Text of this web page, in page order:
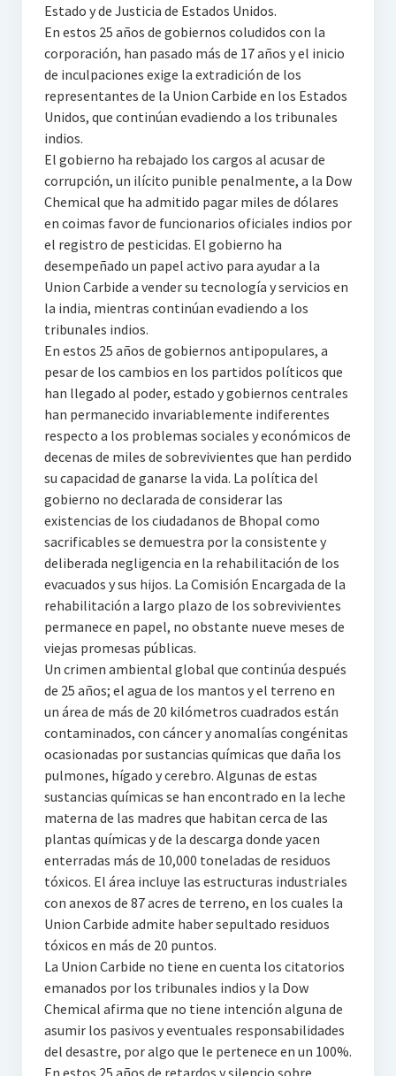
Estado y de Justicia de Estados Unidos.
En estos 25 años de gobiernos coludidos con la
corporación, han pasado más de 17 años y el inicio
de inculpaciones exige la extradición de los
representantes de la Union Carbide en los Estados
Unidos, que continúan evadiendo a los tribunales
indios.
El gobierno ha rebajado los cargos al acusar de
corrupción, un ilícito punible penalmente, a la Dow
Chemical que ha admitido pagar miles de dólares
en coimas favor de funcionarios oficiales indios por
el registro de pesticidas. El gobierno ha
desempeñado un papel activo para ayudar a la
Union Carbide a vender su tecnología y servicios en
la india, mientras continúan evadiendo a los
tribunales indios.
En estos 25 años de gobiernos antipopulares, a
pesar de los cambios en los partidos políticos que
han llegado al poder, estado y gobiernos centrales
han permanecido invariablemente indiferentes
respecto a los problemas sociales y económicos de
decenas de miles de sobrevivientes que han perdido
su capacidad de ganarse la vida. La política del
gobierno no declarada de considerar las
existencias de los ciudadanos de Bhopal como
sacrificables se demuestra por la consistente y
deliberada negligencia en la rehabilitación de los
evacuados y sus hijos. La Comisión Encargada de la
rehabilitación a largo plazo de los sobrevivientes
permanece en papel, no obstante nueve meses de
viejas promesas públicas.
Un crimen ambiental global que continúa después
de 25 años; el agua de los mantos y el terreno en
un área de más de 20 kilómetros cuadrados están
contaminados, con cáncer y anomalías congénitas
ocasionadas por sustancias químicas que daña los
pulmones, hígado y cerebro. Algunas de estas
sustancias químicas se han encontrado en la leche
materna de las madres que habitan cerca de las
plantas químicas y de la descarga donde yacen
enterradas más de 10,000 toneladas de residuos
tóxicos. El área incluye las estructuras industriales
con anexos de 87 acres de terreno, en los cuales la
Union Carbide admite haber sepultado residuos
tóxicos en más de 20 puntos.
La Union Carbide no tiene en cuenta los citatorios
emanados por los tribunales indios y la Dow
Chemical afirma que no tiene intención alguna de
asumir los pasivos y eventuales responsabilidades
del desastre, por algo que le pertenece en un 100%.